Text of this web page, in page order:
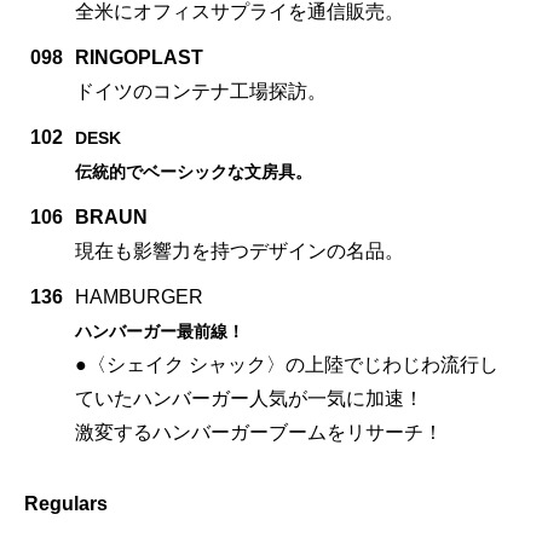
全米にオフィスサプライを通信販売。
098
RINGOPLAST
ドイツのコンテナ工場探訪。
102
DESK
伝統的でベーシックな文房具。
106
BRAUN
現在も影響力を持つデザインの名品。
136 HAMBURGER
ハンバーガー最前線！
●〈シェイク シャック〉の上陸でじわじわ流行し
ていたハンバーガー人気が一気に加速！
激変するハンバーガーブームをリサーチ！
Regulars